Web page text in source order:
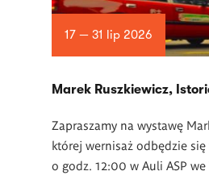
17 — 31 lip 2026
Marek Ruszkiewicz,
Zapraszamy na wystawę
której wernisaż odbędzie
o godz. 12:00 w Auli ASP we